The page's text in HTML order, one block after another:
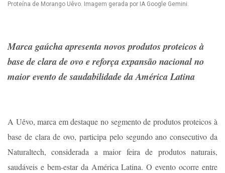
Proteína de Morango Uêvo. Imagem gerada por IA Google Gemini.
Marca gaúcha apresenta novos produtos proteicos à
base de clara de ovo e reforça expansão nacional no
maior evento de saudabilidade da América Latina
A Uêvo, marca em destaque no segmento de produtos proteicos à
base de clara de ovo, participa pelo segundo ano consecutivo da
Naturaltech, considerada a maior feira de produtos naturais,
saudáveis e bem-estar da América Latina. O evento ocorre entre